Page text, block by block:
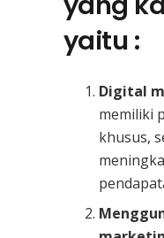
yaitu :
Digital
memiliki
khusus,